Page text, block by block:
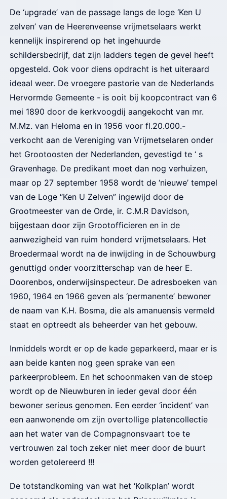
De ‘upgrade’ van de passage langs de loge ‘Ken U
zelven’ van de Heerenveense vrijmetselaars werkt
kennelijk inspirerend op het ingehuurde
schildersbedrijf, dat zijn ladders tegen de gevel heeft
opgesteld. Ook voor diens opdracht is het uiteraard
ideaal weer. De vroegere pastorie van de Nederlands
Hervormde Gemeente - is ooit bij koopcontract van 6
mei 1890 door de kerkvoogdij aangekocht van mr.
M.Mz. van Heloma en in 1956 voor fl.20.000.-
verkocht aan de Vereniging van Vrijmetselaren onder
het Grootoosten der Nederlanden, gevestigd te ‘ s
Gravenhage. De predikant moet dan nog verhuizen,
maar op 27 september 1958 wordt de ‘nieuwe’ tempel
van de Loge “Ken U Zelven” ingewijd door de
Grootmeester van de Orde, ir. C.M.R Davidson,
bijgestaan door zijn Grootofficieren en in de
aanwezigheid van ruim honderd vrijmetselaars. Het
Broedermaal wordt na de inwijding in de Schouwburg
genuttigd onder voorzitterschap van de heer E.
Doorenbos, onderwijsinspecteur. De adresboeken van
1960, 1964 en 1966 geven als ‘permanente’ bewoner
de naam van K.H. Bosma, die als amanuensis vermeld
staat en optreedt als beheerder van het gebouw.
Inmiddels wordt er op de kade geparkeerd, maar er is
aan beide kanten nog geen sprake van een
parkeerprobleem. En het schoonmaken van de stoep
wordt op de Nieuwburen in ieder geval door één
bewoner serieus genomen. Een eerder ‘incident’ van
een aanwonende om zijn overtollige platencollectie
aan het water van de Compagnonsvaart toe te
vertrouwen zal toch zeker niet meer door de buurt
worden getolereerd !!!
De totstandkoming van wat het ‘Kolkplan’ wordt